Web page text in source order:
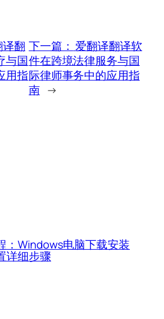
翻
与国
用指
下一篇： 爱翻译翻译软
件在跨境法律服务与国
际律师事务中的应用指
南 →
：Windows电脑下载安装
详细步骤